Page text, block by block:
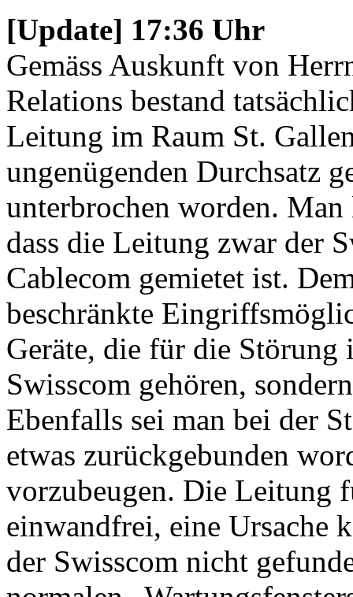
[Update] 17:36 Uhr
Gemäss Auskunft von
Relations bestand
Leitung im Raum St.
ungenügenden Durchsatz
unterbrochen worden. Man
dass die Leitung zwar der
Cablecom gemietet ist.
beschränkte
Geräte, die für die Störung
Swisscom gehören,
Ebenfalls sei man bei der
etwas zurückgebunden
vorzubeugen. Die Leitung
einwandfrei, eine Ursache
der Swisscom nicht